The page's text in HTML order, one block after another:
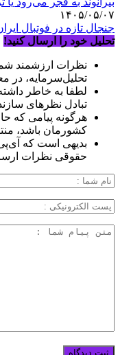
۱۴۰۵/۰۵/۰۷
جنجال تازه در فوتبال
تحلیل خود را ارسال کنید!
نظرات ارزشمند
تحلیل‌سرمایه، در
لطفا به خاطر
تبادل نظرهای
هرگونه پیامی که
کشورمان باشد،
بدیهی است که
حقوقی نظرات